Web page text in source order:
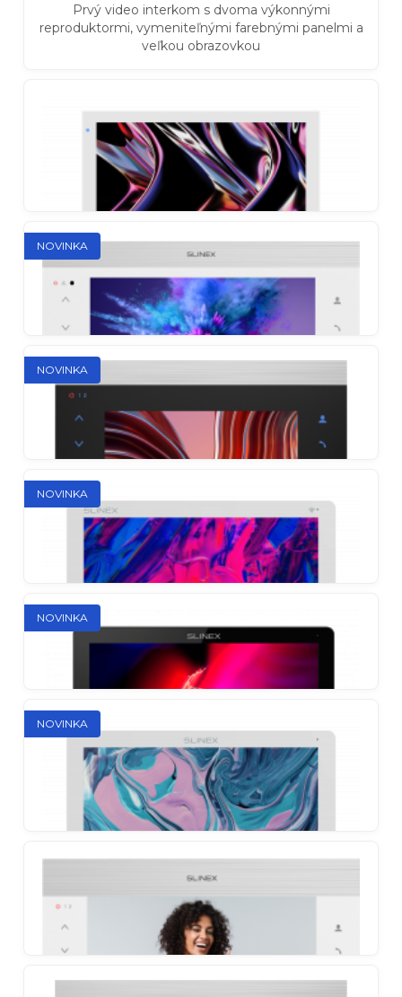
Prvý video interkom s dvoma výkonnými
reproduktormi, vymeniteľnými farebnými panelmi a
veľkou obrazovkou
Sonik 7
Vôbec prvý videotelefón s dvoma výkonnými
reproduktormi a vymeniteľnými farebnými panelmi
NOVINKA
Vlajkový videotelefón s presmerovaním hovorov na
smartphone, podporou quad a MP3
NOVINKA
Štýlový videotelefón s presmerovaním hovorov na
smartphone
NOVINKA
Kompaktný minimalizmus s plným ovládaním cez
smartfón
NOVINKA
Veľký displej – úplná kontrola nad každým detailom
NOVINKA
Slinex Nexo 7
Minimalistický video domáci telefón novej